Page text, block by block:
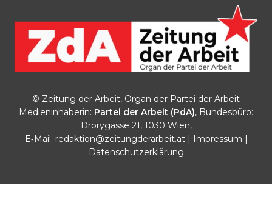
© Zeitung der Arbeit, Organ der Partei der Arbeit
Medieninhaberin: Partei der Arbeit (PdA), Bundesbüro:
Drorygasse 21, 1030 Wien,
E‑Mail: redaktion@zeitungderarbeit.at| Impressum |
Datenschutzerklärung